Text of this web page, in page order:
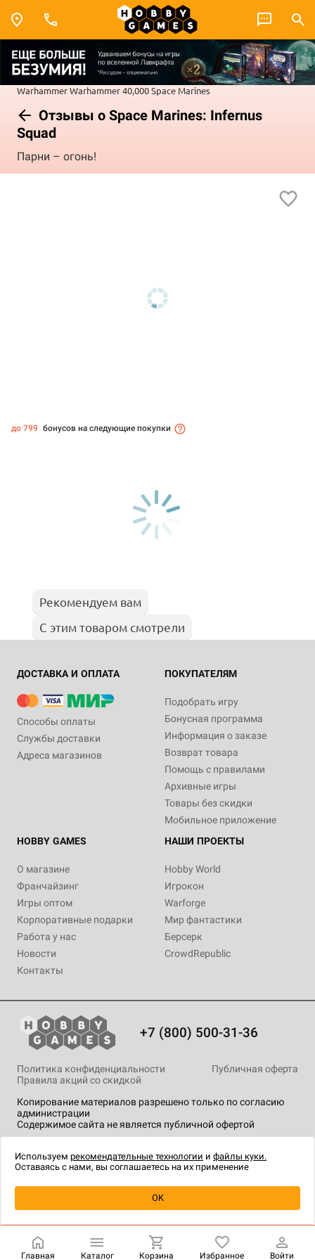
WarhammerWarhammer 40,000Space Marines
Отзывы о Space Marines: Infernus
Squad
Парни – огонь!
Купить| 7 990 ₽
до 799 бонусов на следующие покупки
Рекомендуем вам
С этим товаром смотрели
ДОСТАВКА И ОПЛАТА
Способы оплаты
Службы доставки
Адреса магазинов
ПОКУПАТЕЛЯМ
Подобрать игру
Бонусная программа
Информация о заказе
Возврат товара
Помощь с правилами
Архивные игры
Товары без скидки
Мобильное приложение
HOBBY GAMES
О магазине
Франчайзинг
Игры оптом
Корпоративные подарки
Работа у нас
Новости
Контакты
НАШИ ПРОЕКТЫ
Hobby World
Игрокон
Warforge
Мир фантастики
Берсерк
CrowdRepublic
+7 (800) 500-31-36
Копирование материалов разрешено только по согласию
администрации
Содержимое сайта не является публичной офертой
Политика конфиденциальности
Публичная оферта
Правила акций со скидкой
технологии.
Главная Каталог Корзина Избранное Войти
Используем рекомендательные технологии и файлы куки.
Оставаясь с нами, вы соглашаетесь на их применение
OK